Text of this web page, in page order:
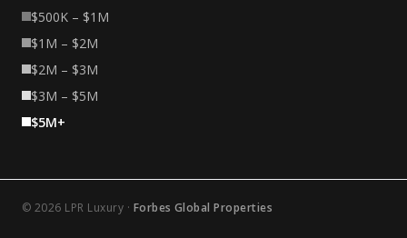
$500K – $1M
$1M – $2M
$2M – $3M
$3M – $5M
$5M+
© 2026 LPR Luxury · Forbes Global Properties